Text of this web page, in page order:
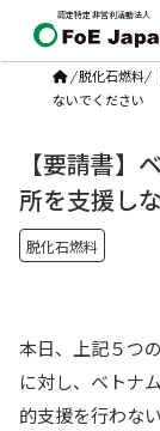
認定特定非営利活動法人
/脱化石燃料/
ないでください
【要請書】
所を支援し
脱化石燃料
本日、上記５つ
に対し、ベトナ
的支援を行わな